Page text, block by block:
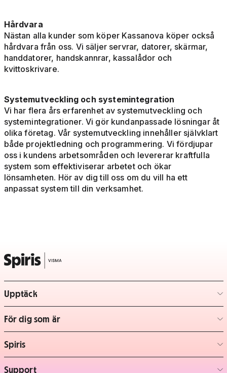
Hårdvara
Nästan alla kunder som köper Kassanova köper också
hårdvara från oss. Vi säljer servrar, datorer, skärmar,
handdatorer, handskannrar, kassalådor och
kvittoskrivare.
Systemutveckling och systemintegration
Vi har flera års erfarenhet av systemutveckling och
systemintegrationer. Vi gör kundanpassade lösningar åt
olika företag. Vår systemutveckling innehåller självklart
både projektledning och programmering. Vi fördjupar
oss i kundens arbetsområden och levererar kraftfulla
system som effektiviserar arbetet och ökar
lönsamheten. Hör av dig till oss om du vill ha ett
anpassat system till din verksamhet.
Upptäck
– klicka för att expandera lista
För dig som är
– klicka för att expandera lista
Spiris
– klicka för att expandera lista
Support